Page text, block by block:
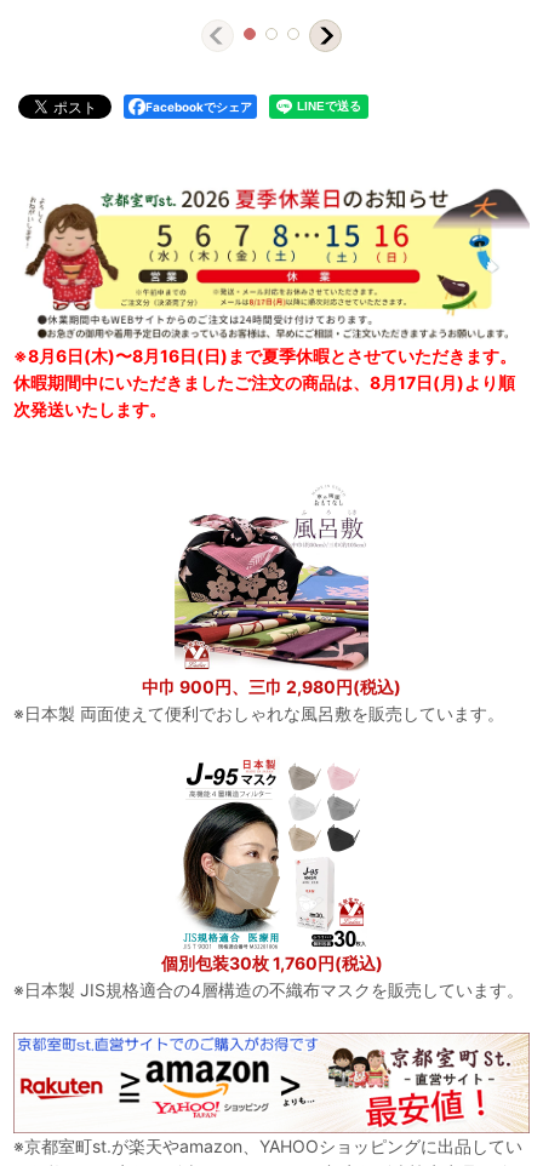
Facebookでシェア
※8月6日(木)〜8月16日(日)まで夏季休暇とさせていただきます。
休暇期間中にいただきましたご注文の商品は、8月17日(月)より順
次発送いたします。
中巾 900円、三巾 2,980円(税込)
※日本製 両面使えて便利でおしゃれな風呂敷を販売しています。
個別包装30枚 1,760円(税込)
※日本製 JIS規格適合の4層構造の不織布マスクを販売しています。
※京都室町st.が楽天やamazon、YAHOOショッピングに出品してい